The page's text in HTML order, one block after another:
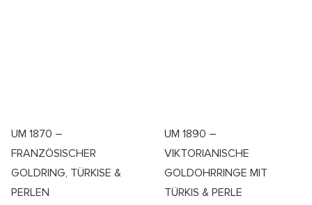
UM 1870 –
FRANZÖSISCHER
GOLDRING, TÜRKISE &
PERLEN
UM 1890 –
VIKTORIANISCHE
GOLDOHRRINGE MIT
TÜRKIS & PERLE